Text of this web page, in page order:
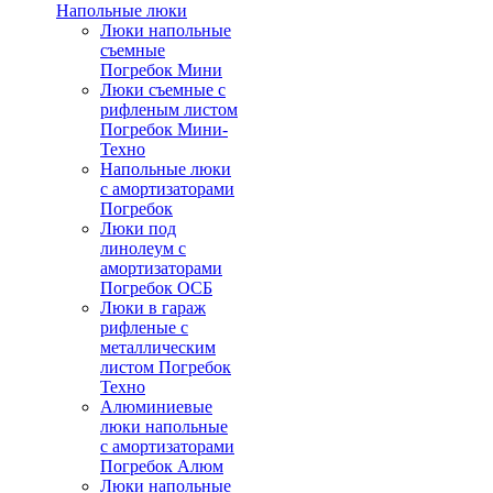
Напольные люки
Люки напольные
съемные
Погребок Мини
Люки съемные с
рифленым листом
Погребок Мини-
Техно
Напольные люки
с амортизаторами
Погребок
Люки под
линолеум с
амортизаторами
Погребок ОСБ
Люки в гараж
рифленые с
металлическим
листом Погребок
Техно
Алюминиевые
люки напольные
с амортизаторами
Погребок Алюм
Люки напольные